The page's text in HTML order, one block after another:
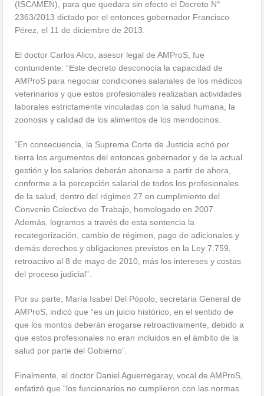
(ISCAMEN), para que quedara sin efecto el Decreto N°
2363/2013 dictado por el entonces gobernador Francisco
Pérez, el 11 de diciembre de 2013.
El doctor Carlos Alico, asesor legal de AMProS, fue
contundente: “Este decreto desconocía la capacidad de
AMProS para negociar condiciones salariales de los médicos
veterinarios y que estos profesionales realizaban actividades
laborales estrictamente vinculadas con la salud humana, la
zoonosis y calidad de los alimentos de los mendocinos.
“En consecuencia, la Suprema Corte de Justicia echó por
tierra los argumentos del entonces gobernador y de la actual
gestión y los salarios deberán abonarse a partir de ahora,
conforme a la percepción salarial de todos los profesionales
de la salud, dentro del régimen 27 en cumplimiento del
Convenio Colectivo de Trabajo, homologado en 2007.
Además, logramos a través de esta sentencia la
recategorización, cambio de régimen, pago de adicionales y
demás derechos y obligaciones previstos en la Ley 7.759,
retroactivo al 8 de mayo de 2010, más los intereses y costas
del proceso judicial”.
Por su parte, María Isabel Del Pópolo, secretaria General de
AMProS, indicó que “es un juicio histórico, en el sentido de
que los montos deberán erogarse retroactivamente, debido a
que estos profesionales no eran incluidos en el ámbito de la
salud por parte del Gobierno”.
Finalmente, el doctor Daniel Aguerregaray, vocal de AMProS,
enfatizó que “los funcionarios no cumplieron con las normas